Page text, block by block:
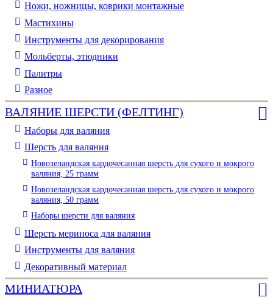
Ножи, ножницы, коврики монтажные
Мастихины
Инструменты для декорирования
Мольберты, этюдники
Палитры
Разное
ВАЛЯНИЕ ШЕРСТИ (ФЕЛТИНГ)
Наборы для валяния
Шерсть для валяния
Новозеландская кардочесанная шерсть для сухого и мокрого
валяния, 25 грамм
Новозеландская кардочесанная шерсть для сухого и мокрого
валяния, 50 грамм
Наборы шерсти для валяния
Шерсть мериноса для валяния
Инструменты для валяния
Декоративный материал
МИНИАТЮРА